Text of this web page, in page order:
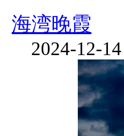
海湾晚霞
2024-12-